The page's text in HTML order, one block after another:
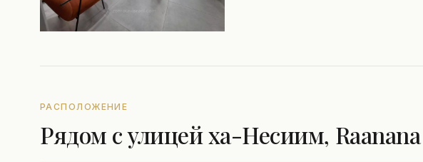
РАСПОЛОЖЕНИЕ
Рядом с улицей ха-Несиим, Raanana